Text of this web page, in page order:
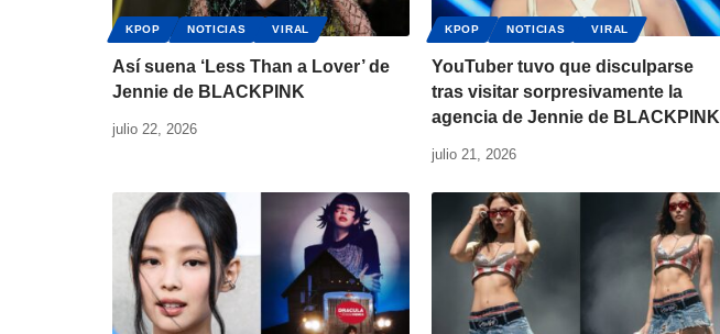
KPOP NOTICIAS VIRAL
Así suena ‘Less Than a Lover’ de
Jennie de BLACKPINK
julio 22, 2026
KPOP NOTICIAS VIRAL
YouTuber tuvo que disculparse
tras visitar sorpresivamente la
agencia de Jennie de BLACKPINK
julio 21, 2026